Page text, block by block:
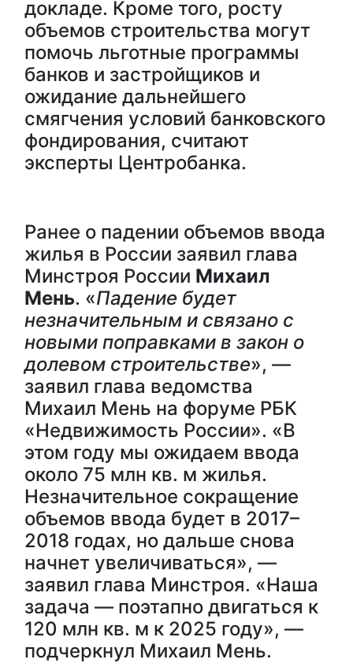
докладе. Кроме того, росту
объемов строительства могут
помочь льготные программы
банков и застройщиков и
ожидание дальнейшего
смягчения условий банковского
фондирования, считают
эксперты Центробанка.
Ранее о падении объемов ввода
жилья в России заявил глава
Минстроя России Михаил
Мень. «Падение будет
незначительным и связано с
новыми поправками в закон о
долевом строительстве», —
заявил глава ведомства
Михаил Мень на форуме РБК
«Недвижимость России». «В
этом году мы ожидаем ввода
около 75 млн кв. м жилья.
Незначительное сокращение
объемов ввода будет в 2017–
2018 годах, но дальше снова
начнет увеличиваться», —
заявил глава Минстроя. «Наша
задача — поэтапно двигаться к
120 млн кв. м к 2025 году», —
подчеркнул Михаил Мень.